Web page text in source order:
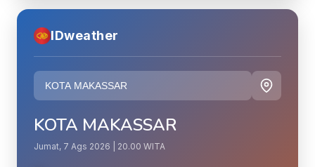
IDweather
KOTA MAKASSAR
Jumat, 7 Ags 2026 | 20.00 WITA